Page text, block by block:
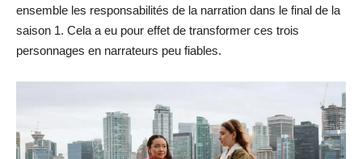
ensemble les responsabilités de la narration dans le final de la
saison 1. Cela a eu pour effet de transformer ces trois
personnages en narrateurs peu fiables.